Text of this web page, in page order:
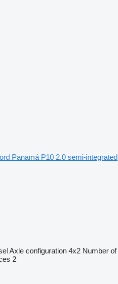
Panamá P10 2.0 semi-integrated
Axle configuration 4x2 Number of
2